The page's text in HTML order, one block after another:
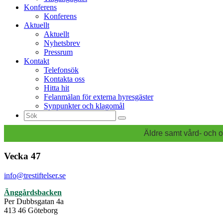
Konferens
Konferens
Aktuellt
Aktuellt
Nyhetsbrev
Pressrum
Kontakt
Telefonsök
Kontakta oss
Hitta hit
Felanmälan för externa hyresgäster
Synpunkter och klagomål
Sök
efter:
Äldre samt vård- och
Vecka 47
info@trestiftelser.se
Änggårdsbacken
Per Dubbsgatan 4a
413 46 Göteborg